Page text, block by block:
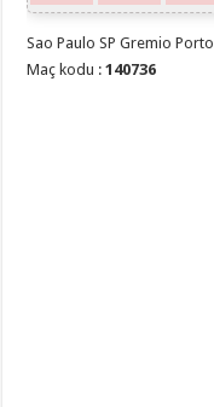
Sao Paulo SP Gremio Porto
Maç kodu :140736